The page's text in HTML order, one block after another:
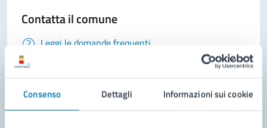
Consenso Dettagli Informazioni sui cookie
Contatta il comune
Leggi le domande frequenti
Prenota appuntamento